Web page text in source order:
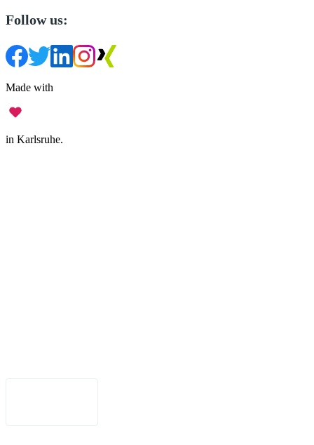
Follow us:
Made with
in Karlsruhe.